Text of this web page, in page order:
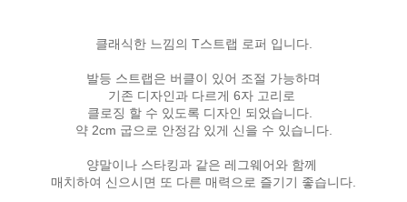
클래식한 느낌의 T스트랩 로퍼 입니다.
발등 스트랩은 버클이 있어 조절 가능하며
기존 디자인과 다르게 6자 고리로
클로징 할 수 있도록 디자인 되었습니다.
약 2cm 굽으로 안정감 있게 신을 수 있습니다.
양말이나 스타킹과 같은 레그웨어와 함께
매치하여 신으시면 또 다른 매력으로 즐기기 좋습니다.